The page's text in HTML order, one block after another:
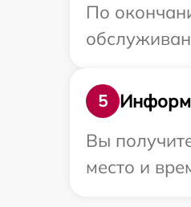
По
5
Вы
место и